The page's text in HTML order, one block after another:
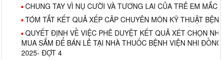
CHUNG TAY VÌ NỤ CƯỜI VÀ TƯƠNG LAI CỦA TRẺ EM MẮC
TÓM TẮT KẾT QUẢ XẾP CÂP CHUYÊN MÔN KỸ THUẬT
QUYẾT ĐỊNH VỀ VIỆC PHÊ DUYỆT KẾT QUẢ XÉT CHỌN
MUA SẮM ĐỂ BÁN LẺ TẠI NHÀ THUỐC BỆNH VIỆN NHI
2025- ĐỢT 4